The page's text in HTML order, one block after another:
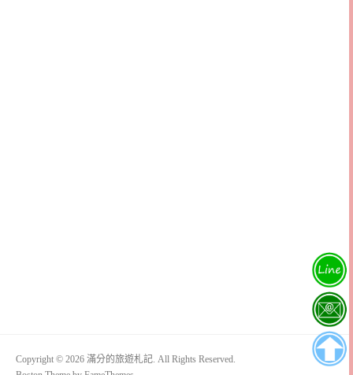
Copyright © 2026 滿分的旅遊札記. All Rights Reserved.